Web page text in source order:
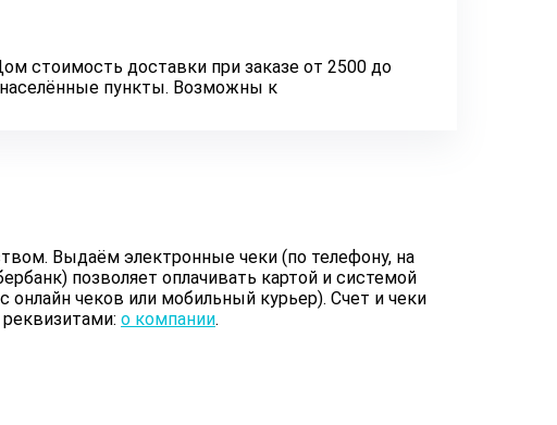
стоимость доставки при заказе от 2500 до
населённые пункты. Возможны к
Выдаём электронные чеки (по телефону, на
позволяет оплачивать картой и системой
чеков или мобильный курьер). Счет и чеки
о компании.